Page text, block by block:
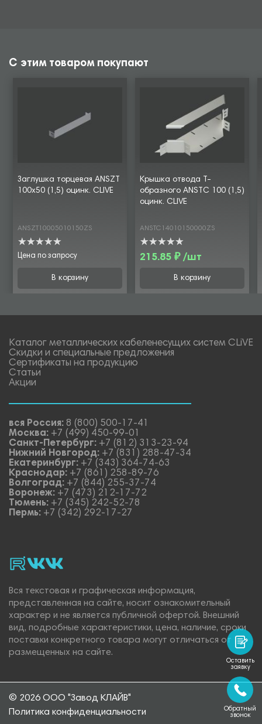
С этим товаром покупают
Заглушка торцевая ANSZT
100х50 (1,5) оцинк. CLIVE
ANSZT10005010150ZS
Цена по запросу
В корзину
Крышка отвода Т-
образного ANSTC 100 (1,5)
оцинк. CLIVE
ANSTC14010150000ZS
215.85 ₽ /шт
В корзину
Каталог металлических кабеленесущих систем CLiVE
Скидки и специальные предложения
Сертификаты на продукцию
Статьи
Акции
вся Россия: 8 (800) 500-17-41
Москва: +7 (499) 450-99-01
Санкт-Петербург: +7 (812) 313-23-94
Нижний Новгород: +7 (831) 288-47-34
Екатеринбург: +7 (343) 364-74-63
Краснодар: +7 (861) 258-89-76
Волгоград: +7 (844) 255-37-74
Воронеж: +7 (473) 212-17-72
Тюмень: +7 (345) 242-52-78
Пермь: +7 (342) 292-17-27
rutubevk_video.
Vk.
Вся текстовая и графическая информация,
представленная на сайте, носит ознакомительный
характер и не является публичной офертой. Внешний
вид, подробные характеристики, цена, наличие, сроки
поставки конкретного товара могут отличаться от
размещенных на сайте.
© 2026 ООО "Завод КЛАЙВ"
Политика конфиденциальности
Оставить
заявку
Обратный
звонок